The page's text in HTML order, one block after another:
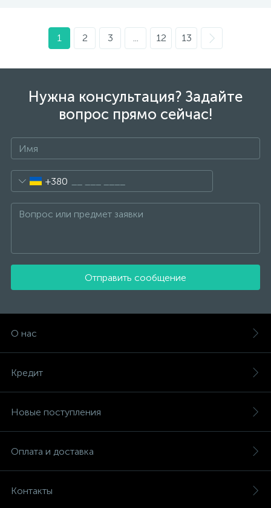
1 2 3 ... 12 13
Нужна консультация? Задайте
вопрос прямо сейчас!
+380
Отправить сообщение
О нас
Кредит
Новые поступления
Оплата и доставка
Контакты